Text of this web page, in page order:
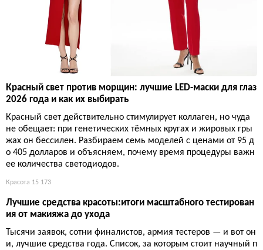
Красный свет против морщин: лучшие LED-маски для глаз
2026 года и как их выбирать
Красный свет действительно стимулирует коллаген, но чуда
не обещает: при генетических тёмных кругах и жировых гры
жах он бессилен. Разбираем семь моделей с ценами от 95 д
о 405 долларов и объясняем, почему время процедуры важн
ее количества светодиодов.
Красота 15 173
Лучшие средства красоты:итоги масштабного тестирован
ия от макияжа до ухода
Тысячи заявок, сотни финалистов, армия тестеров — и вот он
и, лучшие средства года. Список, за которым стоит научный п